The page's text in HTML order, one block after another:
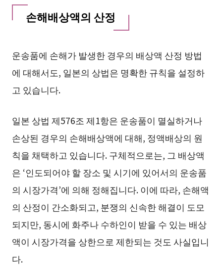
손해배상액의 산정
운송품에 손해가 발생한 경우의 배상액 산정 방법
에 대해서도, 일본의 상법은 명확한 규칙을 설정하
고 있습니다.
일본 상법 제576조 제1항은 운송품이 멸실하거나
손상된 경우의 손해배상액에 대해, 정액배상의 원
칙을 채택하고 있습니다. 구체적으로는, 그 배상액
은 ‘인도되어야 할 장소 및 시기에 있어서의 운송품
의 시장가격’에 의해 정해집니다. 이에 따라, 손해액
의 산정이 간소화되고, 분쟁의 신속한 해결이 도모
되지만, 동시에 화주나 수하인이 받을 수 있는 배상
액이 시장가격을 상한으로 제한되는 것도 사실입니
다.